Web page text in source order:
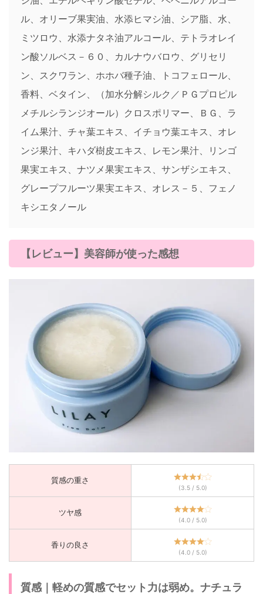
ル、オリーブ果実油、水添ヒマシ油、シア脂、水、
ミツロウ、水添ナタネ油アルコール、テトラオレイ
ン酸ソルベス－６０、カルナウバロウ、グリセリ
ン、スクワラン、ホホバ種子油、トコフェロール、
香料、ベタイン、（加水分解シルク／ＰＧプロピル
メチルシランジオール）クロスポリマー、ＢＧ、ラ
イム果汁、チャ葉エキス、イチョウ葉エキス、オレ
ンジ果汁、キハダ樹皮エキス、レモン果汁、リンゴ
果実エキス、ナツメ果実エキス、サンザシエキス、
グレープフルーツ果実エキス、オレス－５、フェノ
キシエタノール
【レビュー】美容師が使った感想
質感の重さ
(3.5 / 5.0)
ツヤ感
(4.0 / 5.0)
香りの良さ
(4.0 / 5.0)
質感 ｜ 軽めの質感でセット力は弱め。ナチュラ